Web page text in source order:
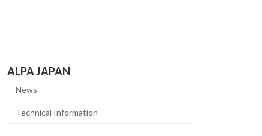
ALPA JAPAN
News
Technical Information